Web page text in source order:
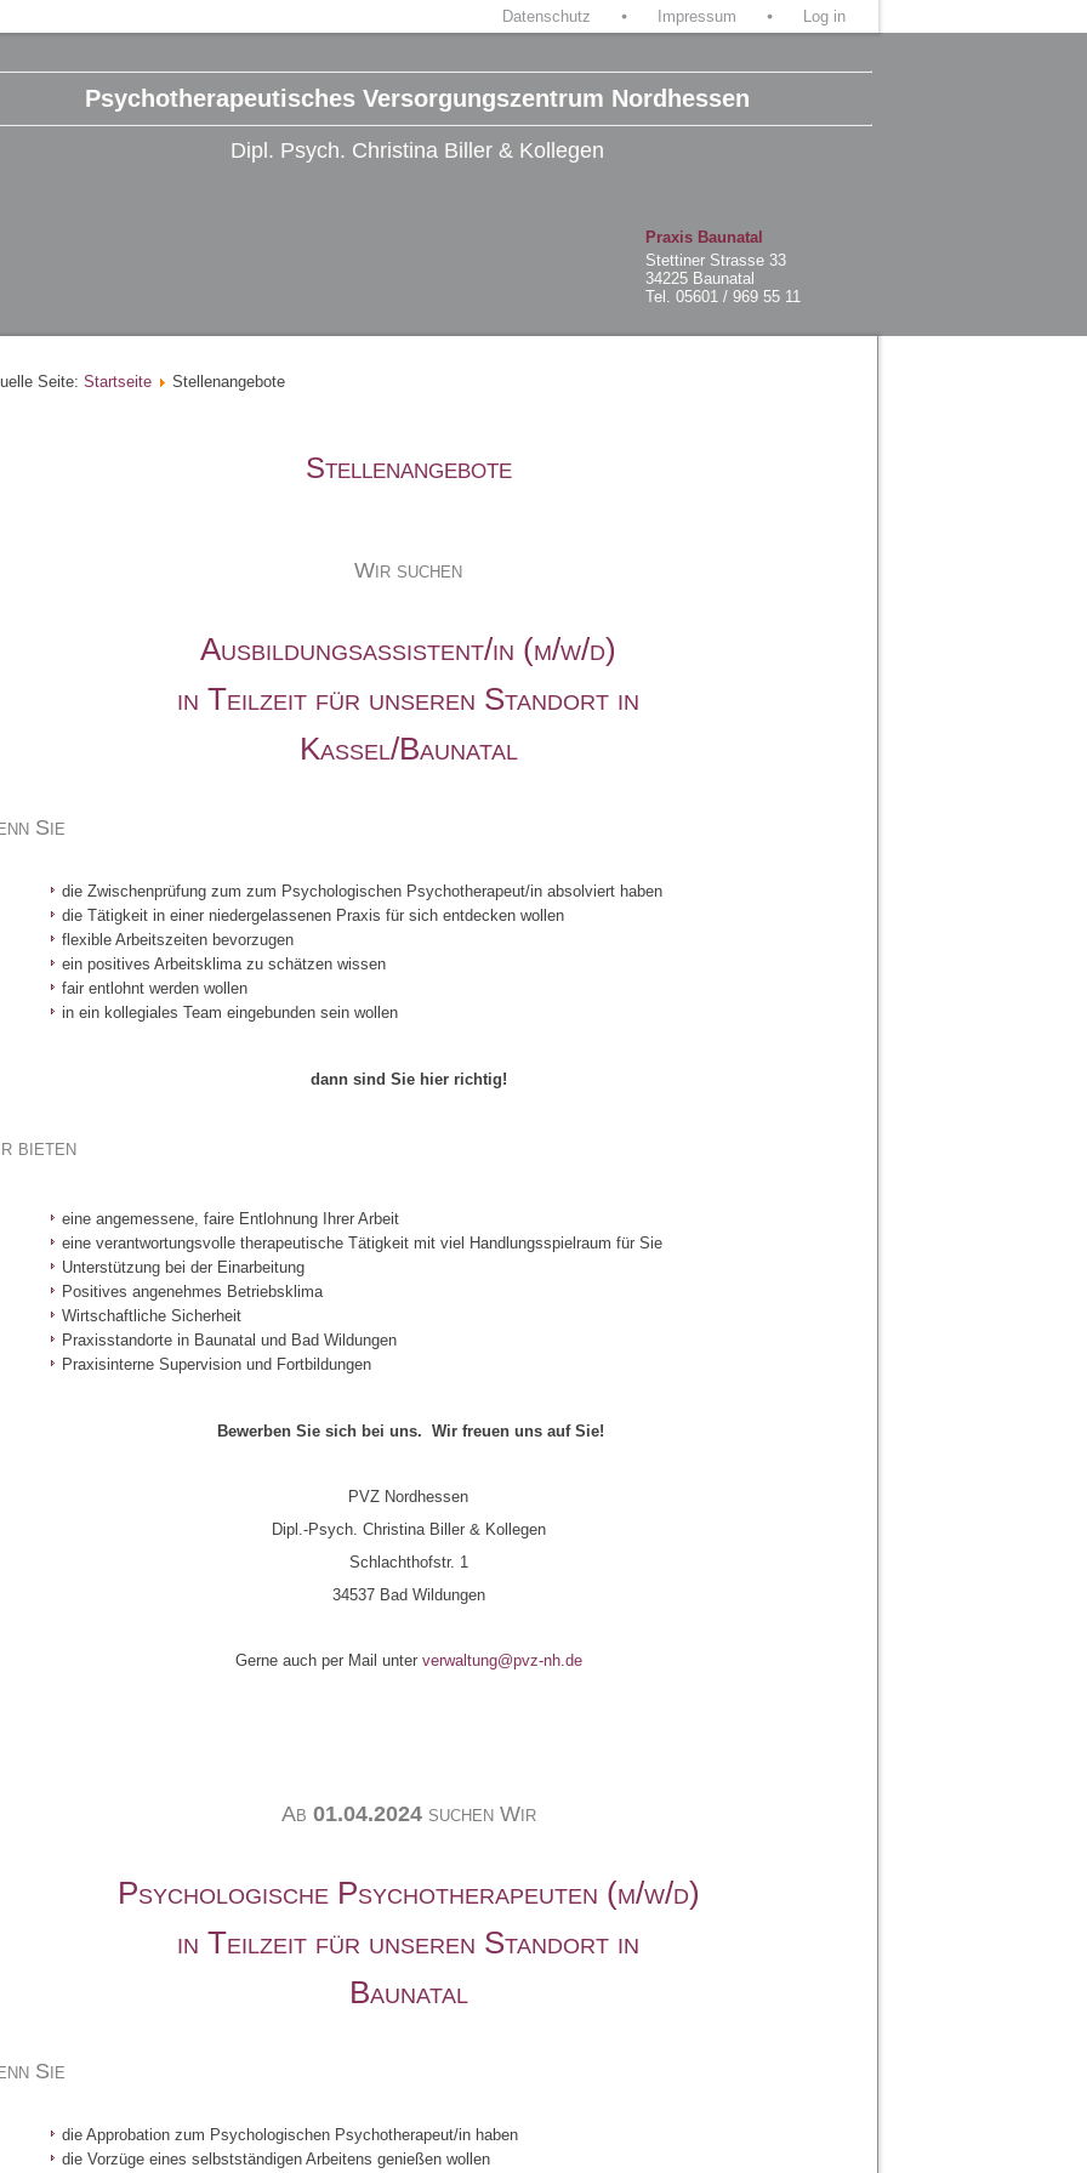
Datenschutz Impressum Log in
Psychotherapeutisches Versorgungszentrum Nordhessen
Dipl. Psych. Christina Biller & Kollegen
Praxis Baunatal
Stettiner Strasse 33
34225 Baunatal
Tel. 05601 / 969 55 11
Seite: Startseite Stellenangebote
Stellenangebote
Wir suchen
Ausbildungsassistent/in (m/w/d)
in Teilzeit für unseren Standort in
Kassel/Baunatal
Sie
die Zwischenprüfung zum zum Psychologischen Psychotherapeut/in absolviert haben
die Tätigkeit in einer niedergelassenen Praxis für sich entdecken wollen
flexible Arbeitszeiten bevorzugen
ein positives Arbeitsklima zu schätzen wissen
fair entlohnt werden wollen
in ein kollegiales Team eingebunden sein wollen
dann sind Sie hier richtig!
bieten
eine angemessene, faire Entlohnung Ihrer Arbeit
eine verantwortungsvolle therapeutische Tätigkeit mit viel Handlungsspielraum für Sie
Unterstützung bei der Einarbeitung
Positives angenehmes Betriebsklima
Wirtschaftliche Sicherheit
Praxisstandorte in Baunatal und Bad Wildungen
Praxisinterne Supervision und Fortbildungen
Bewerben Sie sich bei uns. Wir freuen uns auf Sie!
PVZ Nordhessen
Dipl.-Psych. Christina Biller & Kollegen
Schlachthofstr. 1
34537 Bad Wildungen
Gerne auch per Mail unter verwaltung@pvz-nh.de
Ab 01.04.2024suchen Wir
Psychologische Psychotherapeuten (m/w/d)
in Teilzeit für unseren Standort in
Baunatal
Sie
die Approbation zum Psychologischen Psychotherapeut/in haben
die Vorzüge eines selbstständigen Arbeitens genießen wollen